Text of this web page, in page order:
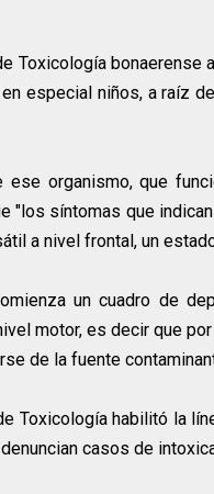
Toxicología
especial niños, a raíz
ese organismo, que
"los síntomas que
a nivel frontal, un
un cuadro de
motor, es decir que
de la fuente
Toxicología habilitó la
casos de